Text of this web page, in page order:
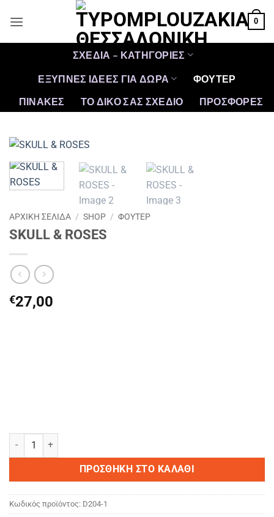
στο
0
ΣΧΕΔΙΑ – ΚΑΤΗΓΟΡΙΕΣ
ΕΞΥΠΝΕΣ ΙΔΕΕΣ ΓΙΑ ΔΩΡΑ
ΦΟΥΤΕΡ
ΠΙΝΑΚΕΣ
ΤΟ ΔΙΚΟ ΣΑΣ ΣΧΕΔΙΟ ΠΡΟΣΦΟΡΈΣ
ΑΡΧΙΚΉ ΣΕΛΊΔΑ / SHOP / ΦΟΥΤΕΡ
SKULL & ROSES
€27,00
SKULL & ROSES ποσότητα
ΠΡΟΣΘΉΚΗ ΣΤΟ ΚΑΛΆΘΙ
Κωδικός προϊόντος: D204-1